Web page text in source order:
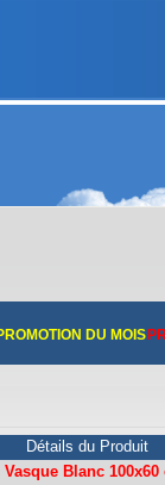
DU MOIS
Détails du Produit
Vasque Blanc 100x60